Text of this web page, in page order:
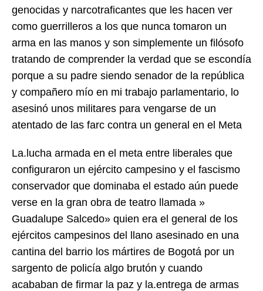
genocidas y narcotraficantes que les hacen ver
como guerrilleros a los que nunca tomaron un
arma en las manos y son simplemente un filósofo
tratando de comprender la verdad que se escondía
porque a su padre siendo senador de la república
y compañero mío en mi trabajo parlamentario, lo
asesinó unos militares para vengarse de un
atentado de las farc contra un general en el Meta
La.lucha armada en el meta entre liberales que
configuraron un ejército campesino y el fascismo
conservador que dominaba el estado aún puede
verse en la gran obra de teatro llamada »
Guadalupe Salcedo» quien era el general de los
ejércitos campesinos del llano asesinado en una
cantina del barrio los mártires de Bogotá por un
sargento de policía algo brutón y cuando
acababan de firmar la paz y la.entrega de armas